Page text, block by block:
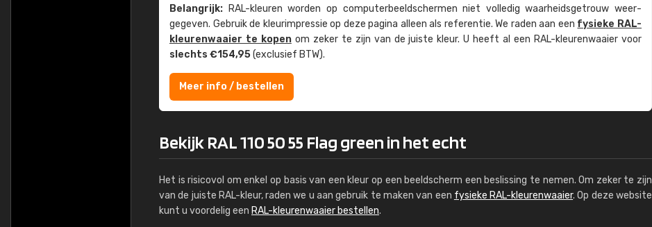
Belangrijk: RAL-kleuren worden op computer­beeld­schermen niet volledig waarheids­­getrouw weer­
gegeven. Gebruik de kleur­impressie op deze pagina alleen als referentie. We raden aan een fysieke RAL-
kleuren­waaier te kopenom zeker te zijn van de juiste kleur. U heeft al een RAL-kleuren­waaier voor
slechts €154,95(exclusief BTW).
Meer info / bestellen
Bekijk RAL 110 50 55 Flag green in het echt
Het is risicovol om enkel op basis van een kleur op een beeldscherm een beslissing te nemen. Om zeker te zijn
van de juiste RAL-kleur, raden we u aan gebruik te maken van een fysieke RAL-kleurenwaaier. Op deze website
kunt u voordelig een RAL-kleurenwaaier bestellen.
Kambier BV